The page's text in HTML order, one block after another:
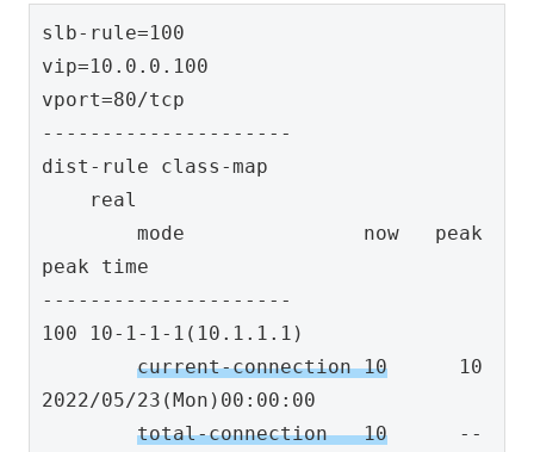
slb-rule=100
vip=10.0.0.100
vport=80/tcp
---------------------
dist-rule class-map
peak time
---------------------
100 10-1-1-1(10.1.1.1)
current-connection 10
      10
2022/05/23(Mon)00:00:00
total-connection   10
      --